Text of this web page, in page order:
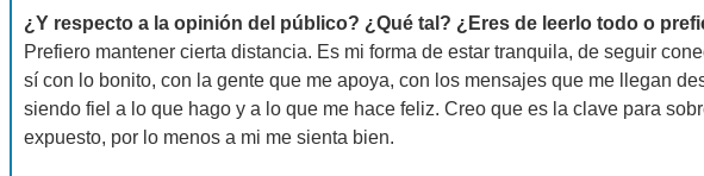
¿Y respecto a la opinión del público? ¿Qué tal? ¿Eres de leerlo todo o
Prefiero mantener cierta distancia. Es mi forma de estar tranquila, de seguir
sí con lo bonito, con la gente que me apoya, con los mensajes que me llegan
siendo fiel a lo que hago y a lo que me hace feliz. Creo que es la clave para
expuesto, por lo menos a mi me sienta bien.